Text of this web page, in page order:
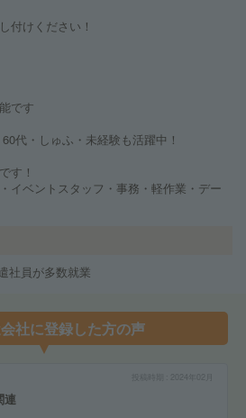
けください！
です
代・しゅふ・未経験も活躍中！
す！
イベントスタッフ・事務・軽作業・デー
社員が多数就業
社に登録した方の声
2024年02月
連